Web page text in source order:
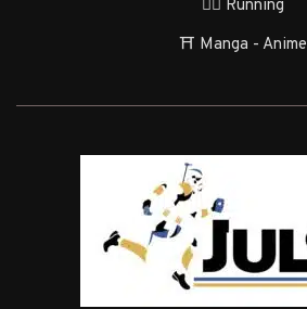
🏃‍♂️ Running
⛩️ Manga - Anime